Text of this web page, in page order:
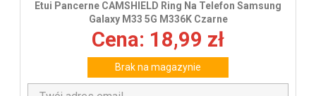
Etui Pancerne CAMSHIELD Ring Na Telefon Samsung
Galaxy M33 5G M336K Czarne
Cena: 18,99 zł
Brak na magazynie